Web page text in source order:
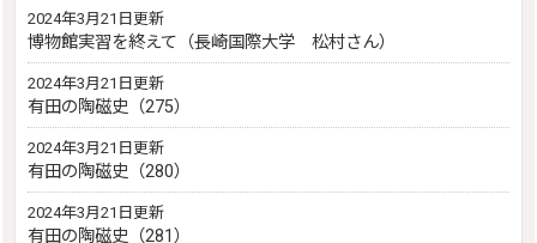
2024年3月21日更新
博物館実習を終えて（長崎国際大学 松村さん）
2024年3月21日更新
有田の陶磁史（275）
2024年3月21日更新
有田の陶磁史（280）
2024年3月21日更新
有田の陶磁史（281）